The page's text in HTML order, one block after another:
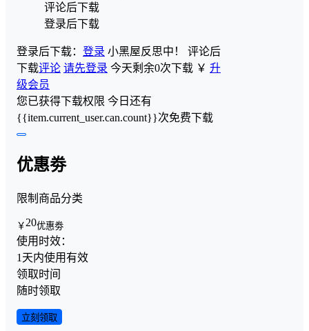
评论后下载
登录后下载
登录后下载： 登录 小黑屋反思中！ 评论后
下载评论 请先登录 今天剩余0次下载 ￥ 升
级会员
您已获得下载权限 今日还有
{{item.current_user.can.count}}次免费下载
优惠劵
限制商品分类
￥ 20优惠劵
使用时效：
1天内使用有效
领取时间
随时领取
立刻领取